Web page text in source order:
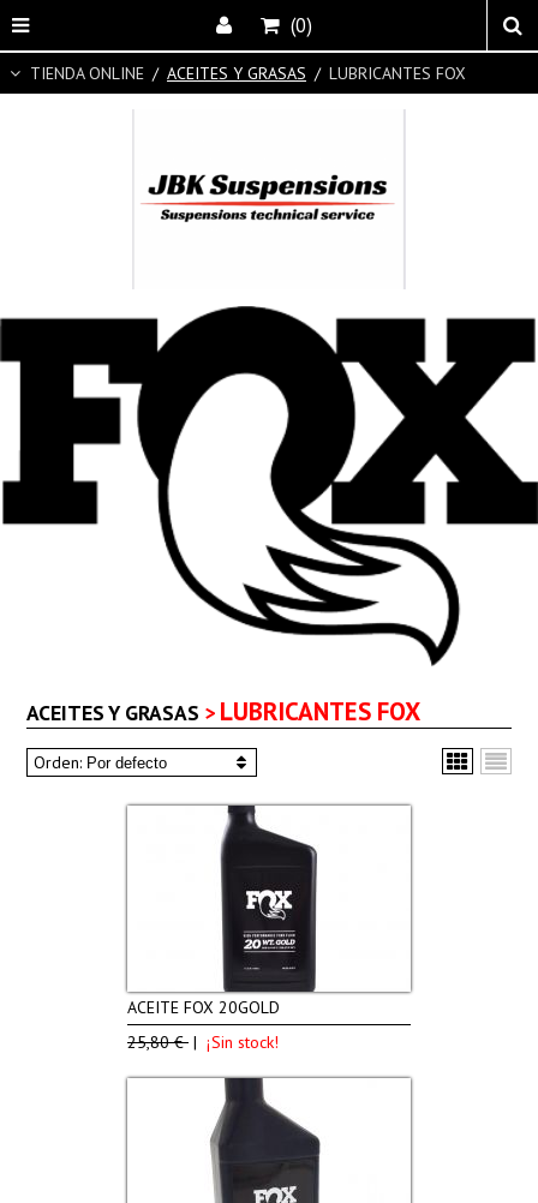
(0)
TIENDA ONLINE / ACEITES Y GRASAS / LUBRICANTES FOX
ACEITES Y GRASAS > LUBRICANTES FOX
Orden: Lista
Cuadrícula
ACEITE FOX 20GOLD
25,80 € | ¡Sin stock!